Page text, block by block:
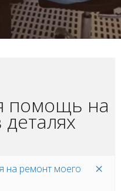
помощь на
на ремонт моего